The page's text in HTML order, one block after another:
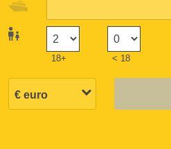
18+ < 18